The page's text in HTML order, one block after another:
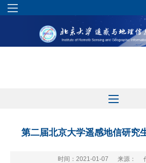
第二届北京大学遥感地信研究
时间：2021-01-07 来源：